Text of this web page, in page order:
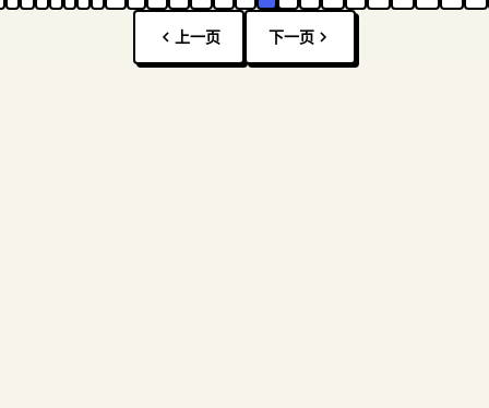
上一页 下一页